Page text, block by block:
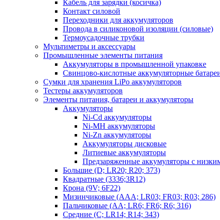
Кабель для зарядки (косичка)
Контакт силовой
Переходники для аккумуляторов
Провода в силиконовой изоляции (силовые)
Термоусадочные трубки
Мультиметры и аксессуары
Промышленные элементы питания
Аккумуляторы в промышленной упаковке
Свинцово-кислотные аккумуляторные
Сумки для хранения LiPo аккумуляторов
Тестеры аккумуляторов
Элементы питания, батареи и аккумуляторы
Аккумуляторы
Ni-Cd аккумуляторы
Ni-MH аккумуляторы
Ni-Zn аккумуляторы
Аккумуляторы дисковые
Литиевые аккумуляторы
Предзаряженные аккумуляторы с
Большие (D; LR20; R20; 373)
Квадратные (3336;3R12)
Крона (9V; 6F22)
Мизинчиковые (AAA; LR03; FR03; R03; 286)
Пальчиковые (AA; LR6; FR6; R6; 316)
Средние (C; LR14; R14; 343)